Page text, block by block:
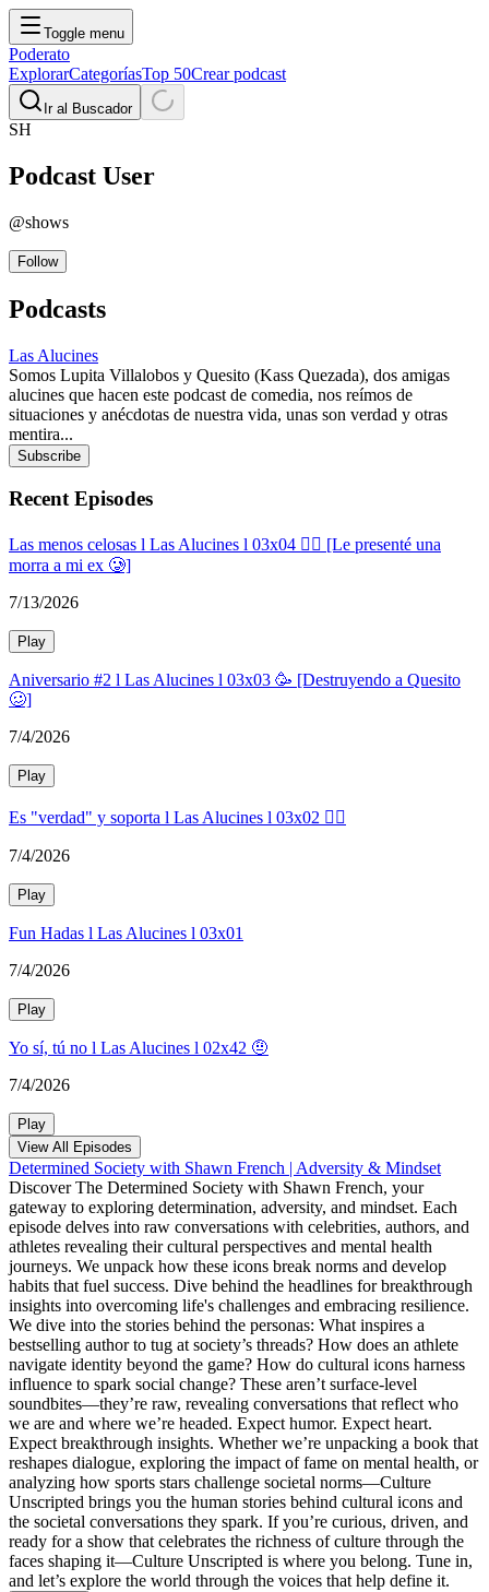
Toggle menu
Poderato
ExplorarCategoríasTop 50Crear podcast
Ir al Buscador
SH
Podcast User
@shows
Follow
Podcasts
Las Alucines
Somos Lupita Villalobos y Quesito (Kass Quezada), dos amigas
alucines que hacen este podcast de comedia, nos reímos de
situaciones y anécdotas de nuestra vida, unas son verdad y otras
mentira...
Subscribe
Recent Episodes
Las menos celosas l Las Alucines l 03x04 💁‍♀️ [Le presenté una
morra a mi ex 🥲]
7/13/2026
Play
Aniversario #2 l Las Alucines l 03x03 🥳 [Destruyendo a Quesito
🥴]
7/4/2026
Play
Es "verdad" y soporta l Las Alucines l 03x02 🙂‍↕️
7/4/2026
Play
Fun Hadas l Las Alucines l 03x01
7/4/2026
Play
Yo sí, tú no l Las Alucines l 02x42 🤨
7/4/2026
Play
View All Episodes
Determined Society with Shawn French | Adversity & Mindset
Discover The Determined Society with Shawn French, your
gateway to exploring determination, adversity, and mindset. Each
episode delves into raw conversations with celebrities, authors, and
athletes revealing their cultural perspectives and mental health
journeys. We unpack how these icons break norms and develop
habits that fuel success. Dive behind the headlines for breakthrough
insights into overcoming life's challenges and embracing resilience.
We dive into the stories behind the personas: What inspires a
bestselling author to tug at society’s threads? How does an athlete
navigate identity beyond the game? How do cultural icons harness
influence to spark social change? These aren’t surface-level
soundbites—they’re raw, revealing conversations that reflect who
we are and where we’re headed. Expect humor. Expect heart.
Expect breakthrough insights. Whether we’re unpacking a book that
reshapes dialogue, exploring the impact of fame on mental health, or
analyzing how sports stars challenge societal norms—Culture
Unscripted brings you the human stories behind cultural icons and
the societal conversations they spark. If you’re curious, driven, and
ready for a show that celebrates the richness of culture through the
faces shaping it—Culture Unscripted is where you belong. Tune in,
and let’s explore the world through the voices that help define it.